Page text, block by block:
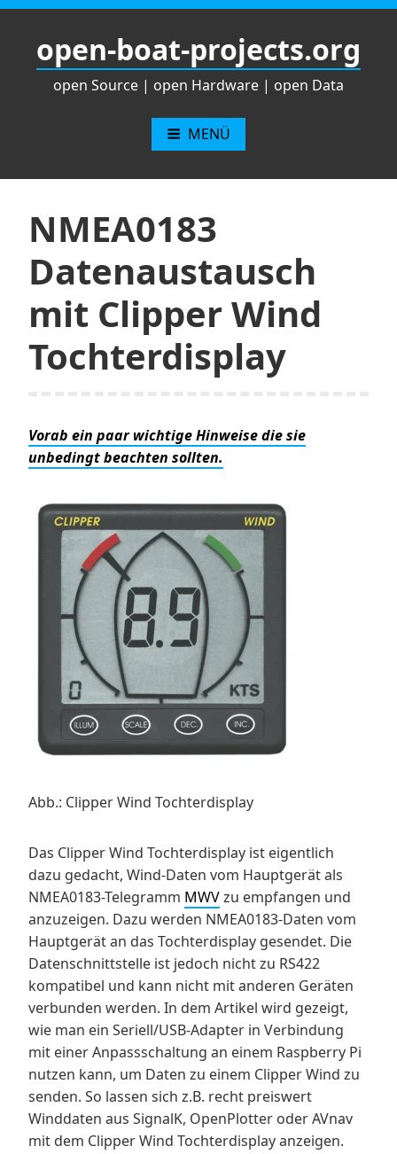
Zum
springenopen-boat-projects.org
open Source | open Hardware | open Data
MENÜ
NMEA0183
Datenaustausch
mit Clipper Wind
Tochterdisplay
Vorab ein paar wichtige Hinweise die sie
unbedingt beachten sollten.
Abb.: Clipper Wind Tochterdisplay
Das Clipper Wind Tochterdisplay ist eigentlich
dazu gedacht, Wind-Daten vom Hauptgerät als
NMEA0183-Telegramm MWVzu empfangen und
anzuzeigen. Dazu werden NMEA0183-Daten vom
Hauptgerät an das Tochterdisplay gesendet. Die
Datenschnittstelle ist jedoch nicht zu RS422
kompatibel und kann nicht mit anderen Geräten
verbunden werden. In dem Artikel wird gezeigt,
wie man ein Seriell/USB-Adapter in Verbindung
mit einer Anpassschaltung an einem Raspberry Pi
nutzen kann, um Daten zu einem Clipper Wind zu
senden. So lassen sich z.B. recht preiswert
Winddaten aus SignalK, OpenPlotter oder AVnav
mit dem Clipper Wind Tochterdisplay anzeigen.